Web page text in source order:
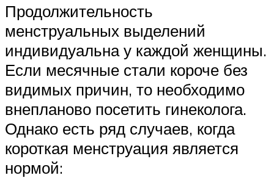
Продолжительность
менструальных выделений
индивидуальна у каждой женщины.
Если месячные стали короче без
видимых причин, то необходимо
внепланово посетить гинеколога.
Однако есть ряд случаев, когда
короткая менструация является
нормой: